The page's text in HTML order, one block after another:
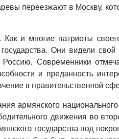
переезжают в Москву,
и многие патриоты
Они видели свой
Современники
и преданность
в правительственной
армянского
движения во
государства под